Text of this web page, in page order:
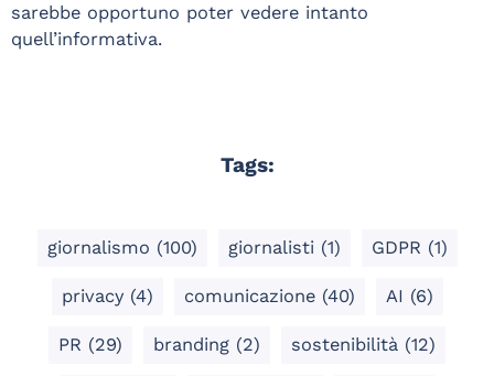
sarebbe opportuno poter vedere intanto
quell’informativa.
Tags:
giornalismo (100) giornalisti (1) GDPR (1)
privacy (4) comunicazione (40) AI (6)
PR (29) branding (2) sostenibilità (12)